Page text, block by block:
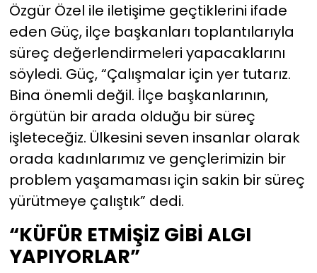
Özgür Özel ile iletişime geçtiklerini ifade
eden Güç, ilçe başkanları toplantılarıyla
süreç değerlendirmeleri yapacaklarını
söyledi. Güç, “Çalışmalar için yer tutarız.
Bina önemli değil. İlçe başkanlarının,
örgütün bir arada olduğu bir süreç
işleteceğiz. Ülkesini seven insanlar olarak
orada kadınlarımız ve gençlerimizin bir
problem yaşamaması için sakin bir süreç
yürütmeye çalıştık” dedi.
“KÜFÜR ETMİŞİZ GİBİ ALGI
YAPIYORLAR”